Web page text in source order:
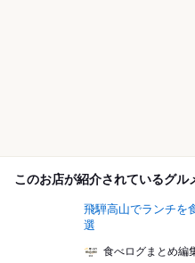
このお店が紹介されているグル
飛騨高山でランチを
選
食べログまとめ編